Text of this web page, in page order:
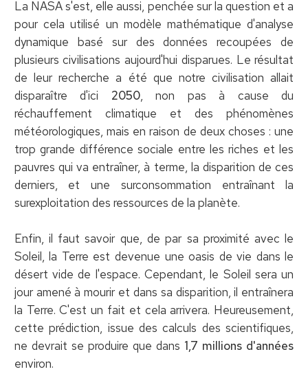
La NASA s'est, elle aussi, penchée sur la question et a
pour cela utilisé un modèle mathématique d'analyse
dynamique basé sur des données recoupées de
plusieurs civilisations aujourd'hui disparues. Le résultat
de leur recherche a été que notre civilisation allait
disparaître d'ici 2050, non pas à cause du
réchauffement climatique et des phénomènes
météorologiques, mais en raison de deux choses : une
trop grande différence sociale entre les riches et les
pauvres qui va entraîner, à terme, la disparition de ces
derniers, et une surconsommation entraînant la
surexploitation des ressources de la planète.
Enfin, il faut savoir que, de par sa proximité avec le
Soleil, la Terre est devenue une oasis de vie dans le
désert vide de l'espace. Cependant, le Soleil sera un
jour amené à mourir et dans sa disparition, il entraînera
la Terre. C'est un fait et cela arrivera. Heureusement,
cette prédiction, issue des calculs des scientifiques,
ne devrait se produire que dans 1,7 millions d'années
environ.